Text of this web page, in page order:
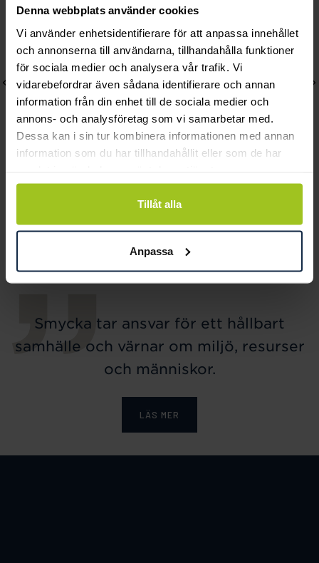
Denna webbplats använder cookies
Vi använder enhetsidentifierare för att anpassa innehållet
och annonserna till användarna, tillhandahålla funktioner
för sociala medier och analysera vår trafik. Vi
vidarebefordrar även sådana identifierare och annan
information från din enhet till de sociala medier och
annons- och analysföretag som vi samarbetar med.
Dessa kan i sin tur kombinera informationen med annan
information som du har tillhandahållit eller som de har
Tillåt alla
Anpassa
Pris:199 kr
199 kr
stenar silver
Pris
569 kr
Smycka tar ansvar för ett hållbart
samhälle och värnar om miljö, resurser
och människor.
LÄS MER